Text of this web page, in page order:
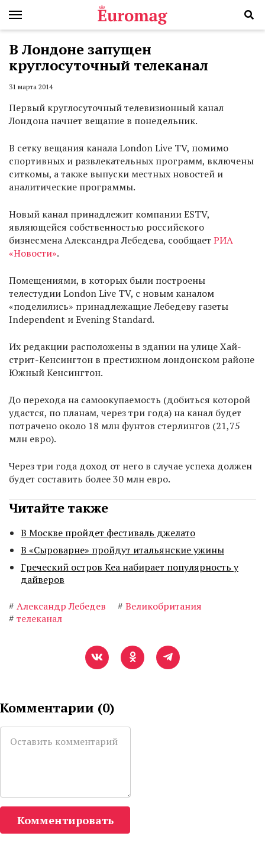
В Лондоне запущен
круглосуточный телеканал
31 марта 2014
Первый круглосуточный телевизионный канал
Лондона начнет вещание в понедельник.
В сетку вещания канала London Live TV, помимо
спортивных и развлекательных программ, включены
ситкомы, а также выпуски местных новостей и
аналитические программы.
Новый канал принадлежит компании ESTV,
являющейся собственностью российского
бизнесмена Александра Лебедева, сообщает РИА
«Новости».
Помещениями, в которых были построены
телестудии London Live TV, с новым каналом
«поделились» принадлежащие Лебедеву газеты
Independent и Evening Standard.
Их редакции расположены в здании на улице Хай-
стрит-Кенсингтон в престижном лондонском районе
Южный Кенсингтон.
До перехода на самоокупаемость (добиться которой
удастся, по планам, через три года) на канал будет
потрачено около 18 млн фунтов стерлингов (21,75
млн евро).
Через три года доход от него в случае успеха должен
будет составить более 30 млн евро.
Читайте также
В Москве пройдет фестиваль джелато
В «Сыроварне» пройдут итальянские ужины
Греческий остров Кеа набирает популярность у
дайверов
# Александр Лебедев # Великобритания
# телеканал
Комментарии (0)
Комментировать